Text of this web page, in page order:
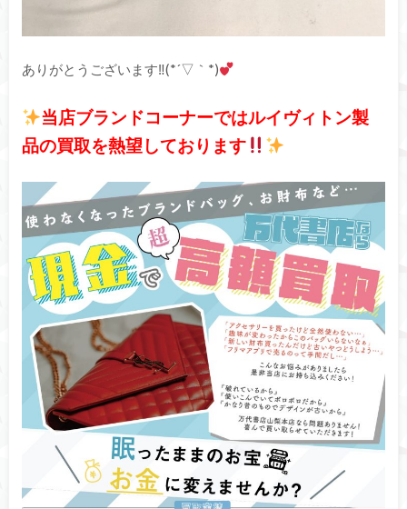
ありがとうございます‼(*´▽｀*)
当店ブランドコーナーではルイヴィトン製
品の買取を熱望しております